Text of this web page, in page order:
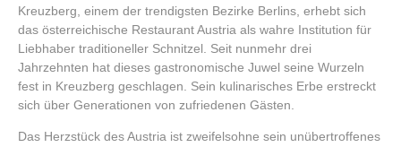
Kreuzberg, einem der trendigsten Bezirke Berlins, erhebt sich
das österreichische Restaurant Austria als wahre Institution für
Liebhaber traditioneller Schnitzel. Seit nunmehr drei
Jahrzehnten hat dieses gastronomische Juwel seine Wurzeln
fest in Kreuzberg geschlagen. Sein kulinarisches Erbe erstreckt
sich über Generationen von zufriedenen Gästen.
Das Herzstück des Austria ist zweifelsohne sein unübertroffenes